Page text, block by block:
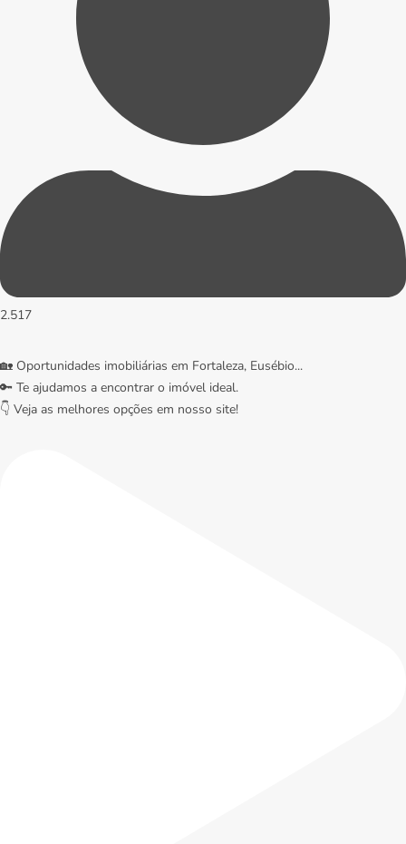
2.517
🏡 Oportunidades imobiliárias em Fortaleza, Eusébio...
🔑 Te ajudamos a encontrar o imóvel ideal.
👇 Veja as melhores opções em nosso site!